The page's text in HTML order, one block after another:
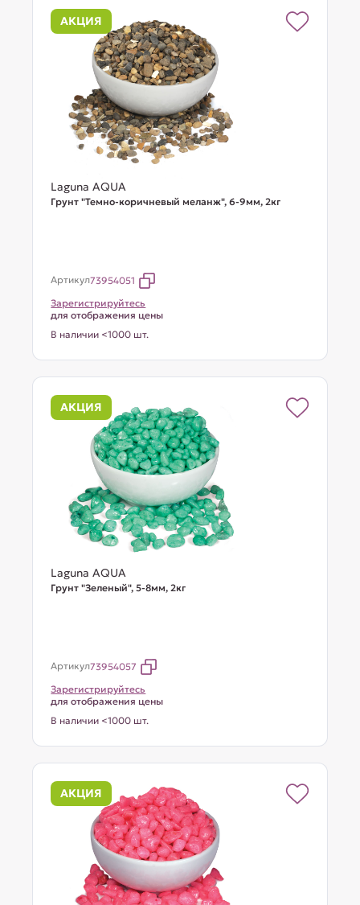
АКЦИЯ
Laguna AQUA
Грунт "Темно-коричневый меланж", 6-9мм, 2кг
Артикул73954051
Зарегистрируйтесь
для отображения цены
В наличии <1000 шт.
АКЦИЯ
Laguna AQUA
Грунт "Зеленый", 5-8мм, 2кг
Артикул73954057
Зарегистрируйтесь
для отображения цены
В наличии <1000 шт.
АКЦИЯ